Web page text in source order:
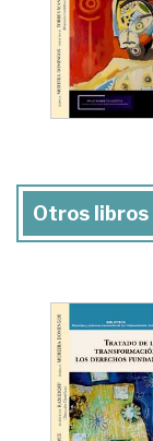
Otros libros